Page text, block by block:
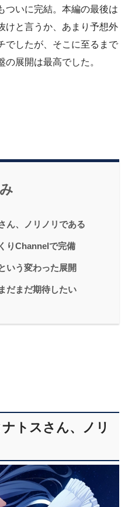
ついに完結。本編の最後は
けと言うか、あまり予想外
でしたが、そこに至るまで
展開は最高でした。
ん、ノリノリである
りChannelで完備
いう変わった展開
だまだ期待したい
トスさん、ノリ